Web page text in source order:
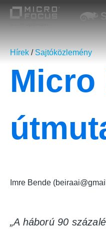
Hírek / Sajtóközlemény
Micro
Imre Bende
„A háború 90